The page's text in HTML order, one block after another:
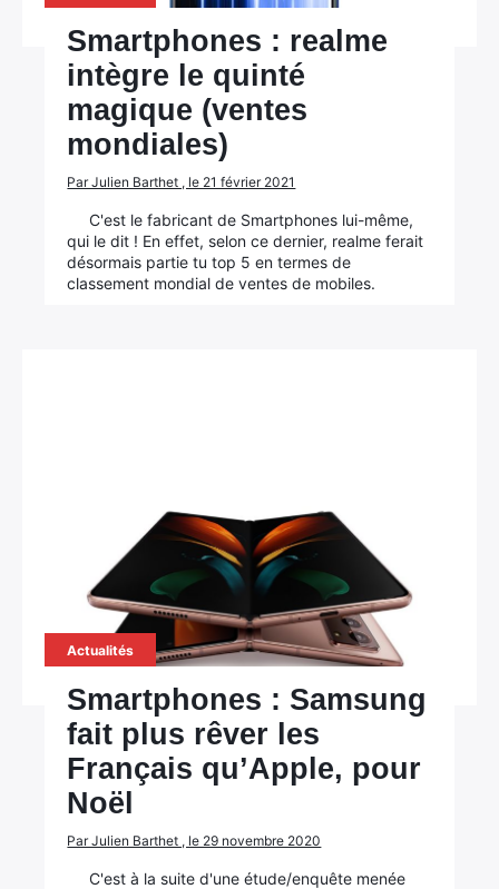
Smartphones : realme
intègre le quinté
magique (ventes
mondiales)
Par Julien Barthet , le 21 février 2021
C'est le fabricant de Smartphones lui-même,
qui le dit ! En effet, selon ce dernier, realme ferait
désormais partie tu top 5 en termes de
classement mondial de ventes de mobiles.
Actualités
Smartphones : Samsung
fait plus rêver les
Français qu’Apple, pour
Noël
Par Julien Barthet , le 29 novembre 2020
C'est à la suite d'une étude/enquête menée